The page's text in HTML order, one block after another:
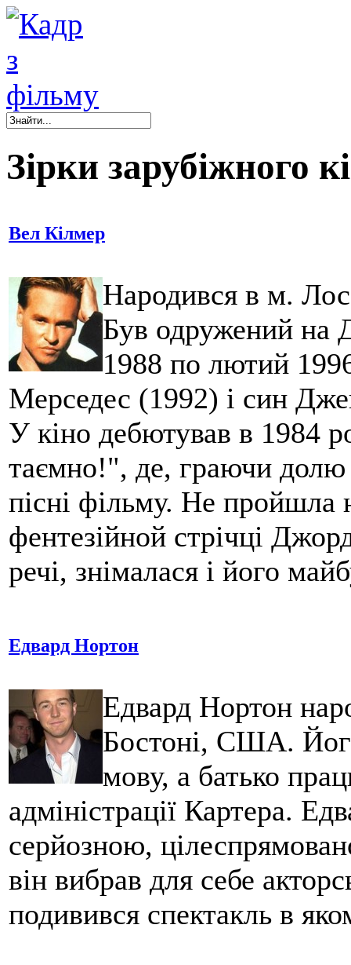
Зірки зарубіжного
Вел Кілмер
Народився в м.
Був одружений на
1988 по лютий
Мерседес (1992) і син
У кіно дебютував в 1984
таємно!", де, граючи долю
пісні фільму. Не пройшла
фентезійной стрічці
речі, знімалася і його
Едвард Нортон
Едвард Нортон
Бостоні, США.
мову, а батько
адміністрації Картера.
серйозною,
він вибрав для себе
подивився спектакль в